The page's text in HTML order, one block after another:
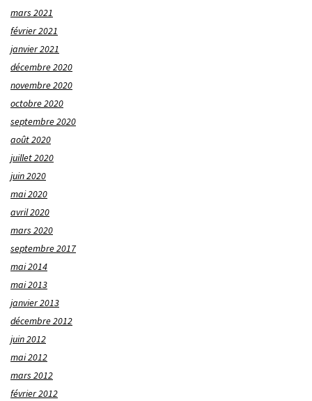
mars 2021
février 2021
janvier 2021
décembre 2020
novembre 2020
octobre 2020
septembre 2020
août 2020
juillet 2020
juin 2020
mai 2020
avril 2020
mars 2020
septembre 2017
mai 2014
mai 2013
janvier 2013
décembre 2012
juin 2012
mai 2012
mars 2012
février 2012